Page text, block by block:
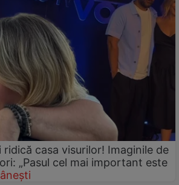
ridică casa visurilor! Imaginile de
„Pasul cel mai important este